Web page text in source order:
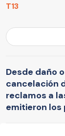
T13
Desde daño
cancelación
reclamos a
emitieron los